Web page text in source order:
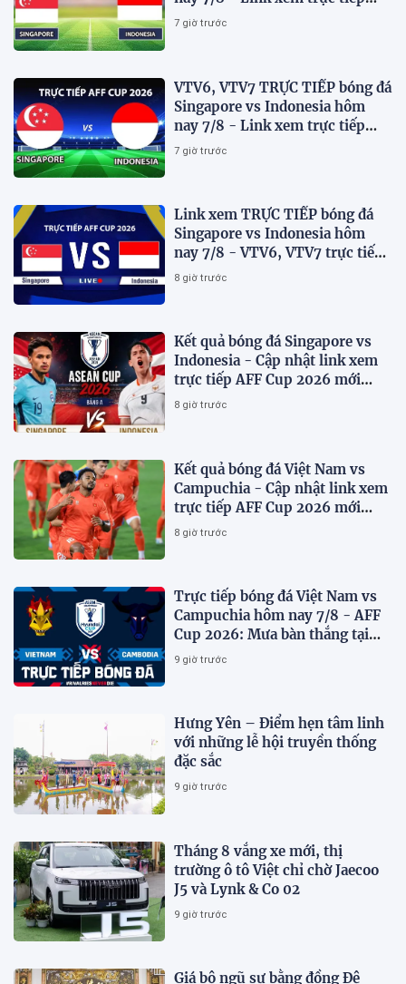
AFF Cup 2026 mới nhất
7 giờ trước
VTV6, VTV7 TRỰC TIẾP bóng đá
Singapore vs Indonesia hôm
nay 7/8 - Link xem trực tiếp
AFF Cup 2026 mới nhất
7 giờ trước
Link xem TRỰC TIẾP bóng đá
Singapore vs Indonesia hôm
nay 7/8 - VTV6, VTV7 trực tiếp
AFF Cup 2026
8 giờ trước
Kết quả bóng đá Singapore vs
Indonesia - Cập nhật link xem
trực tiếp AFF Cup 2026 mới
nhất.
8 giờ trước
Kết quả bóng đá Việt Nam vs
Campuchia - Cập nhật link xem
trực tiếp AFF Cup 2026 mới
nhất
8 giờ trước
Trực tiếp bóng đá Việt Nam vs
Campuchia hôm nay 7/8 - AFF
Cup 2026: Mưa bàn thắng tại
Mỹ Đình?
9 giờ trước
Hưng Yên – Điểm hẹn tâm linh
với những lễ hội truyền thống
đặc sắc
9 giờ trước
Tháng 8 vắng xe mới, thị
trường ô tô Việt chỉ chờ Jaecoo
J5 và Lynk & Co 02
9 giờ trước
Giá bộ ngũ sự bằng đồng Đệ